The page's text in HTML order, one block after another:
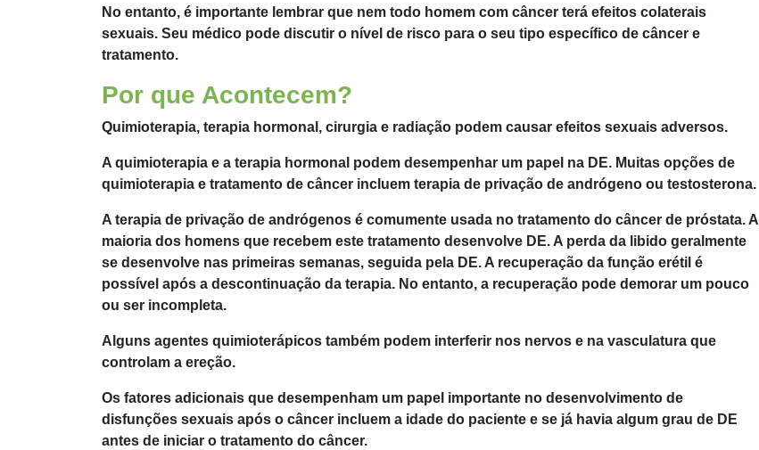
No entanto, é importante lembrar que nem todo homem com câncer terá efeitos colaterais
sexuais. Seu médico pode discutir o nível de risco para o seu tipo específico de câncer e
tratamento.
Por que Acontecem?
Quimioterapia, terapia hormonal, cirurgia e radiação podem causar efeitos sexuais adversos.
A quimioterapia e a terapia hormonal podem desempenhar um papel na DE. Muitas opções de
quimioterapia e tratamento de câncer incluem terapia de privação de andrógeno ou testosterona.
A terapia de privação de andrógenos é comumente usada no tratamento do câncer de próstata. A
maioria dos homens que recebem este tratamento desenvolve DE. A perda da libido geralmente
se desenvolve nas primeiras semanas, seguida pela DE. A recuperação da função erétil é
possível após a descontinuação da terapia. No entanto, a recuperação pode demorar um pouco
ou ser incompleta.
Alguns agentes quimioterápicos também podem interferir nos nervos e na vasculatura que
controlam a ereção.
Os fatores adicionais que desempenham um papel importante no desenvolvimento de
disfunções sexuais após o câncer incluem a idade do paciente e se já havia algum grau de DE
antes de iniciar o tratamento do câncer.